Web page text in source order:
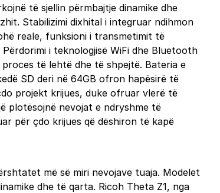
të sjellin përmbajtje dinamike dhe
Stabilizimi dixhital i integruar ndihmon
reale, funksioni i transmetimit të
i teknologjisë WiFi dhe Bluetooth
të lehtë dhe të shpejtë. Bateria e
SD deri në 64GB ofron hapësirë të
projekt krijues, duke ofruar vlerë të
plotësojnë nevojat e ndryshme të
për çdo krijues që dëshiron të kapë
më së miri nevojave tuaja. Modelet
dhe të qarta. Ricoh Theta Z1, nga